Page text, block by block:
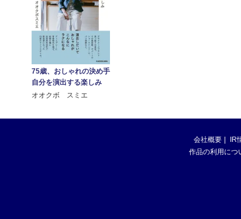
75歳、おしゃれの決め手
自分を演出する楽しみ
オオクボ スミエ
会社概要 IR
作品の利用につ